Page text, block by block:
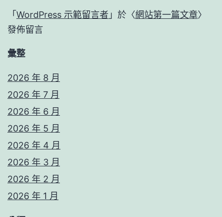
「 WordPress 示範留言者 」於〈網站第一篇文章〉
發佈留言
彙整
2026 年 8 月
2026 年 7 月
2026 年 6 月
2026 年 5 月
2026 年 4 月
2026 年 3 月
2026 年 2 月
2026 年 1 月